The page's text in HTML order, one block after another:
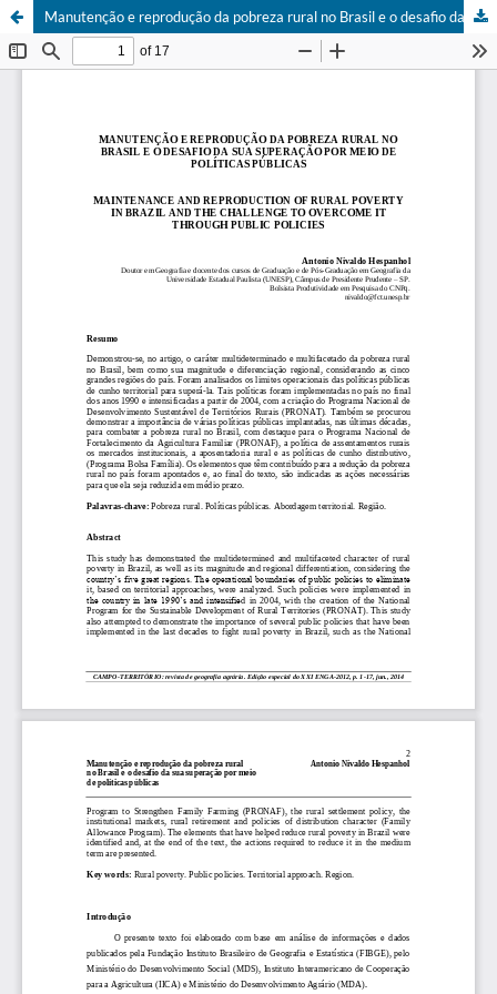
Manutenção e reprodução da pobreza rural no Brasil e o desafio da sua superação por meio de políticas públicas